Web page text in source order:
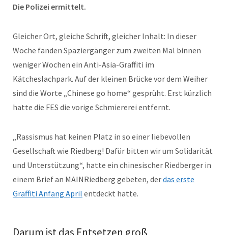
Die Polizei ermittelt.
Gleicher Ort, gleiche Schrift, gleicher Inhalt: In dieser
Woche fanden Spaziergänger zum zweiten Mal binnen
weniger Wochen ein Anti-Asia-Graffiti im
Kätcheslachpark. Auf der kleinen Brücke vor dem Weiher
sind die Worte „Chinese go home“ gesprüht. Erst kürzlich
hatte die FES die vorige Schmiererei entfernt.
„Rassismus hat keinen Platz in so einer liebevollen
Gesellschaft wie Riedberg! Dafür bitten wir um Solidarität
und Unterstützung“, hatte ein chinesischer Riedberger in
einem Brief an MAINRiedberg gebeten, derdas erste
Graffiti Anfang April entdeckt hatte.